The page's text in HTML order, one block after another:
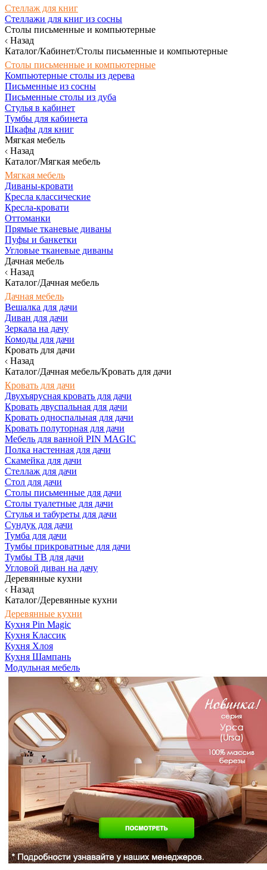
Стеллаж для книг
Стеллажи для книг из сосны
Столы письменные и компьютерные
Назад
Каталог/Кабинет/Столы письменные и компьютерные
Столы письменные и компьютерные
Компьютерные столы из дерева
Письменные из сосны
Письменные столы из дуба
Стулья в кабинет
Тумбы для кабинета
Шкафы для книг
Мягкая мебель
Назад
Каталог/Мягкая мебель
Мягкая мебель
Диваны-кровати
Кресла классические
Кресла-кровати
Оттоманки
Прямые тканевые диваны
Пуфы и банкетки
Угловые тканевые диваны
Дачная мебель
Назад
Каталог/Дачная мебель
Дачная мебель
Вешалка для дачи
Диван для дачи
Зеркала на дачу
Комоды для дачи
Кровать для дачи
Назад
Каталог/Дачная мебель/Кровать для дачи
Кровать для дачи
Двухъярусная кровать для дачи
Кровать двуспальная для дачи
Кровать односпальная для дачи
Кровать полуторная для дачи
Мебель для ванной PIN MAGIC
Полка настенная для дачи
Скамейка для дачи
Стеллаж для дачи
Стол для дачи
Столы письменные для дачи
Столы туалетные для дачи
Стулья и табуреты для дачи
Сундук для дачи
Тумба для дачи
Тумбы прикроватные для дачи
Тумбы ТВ для дачи
Угловой диван на дачу
Деревянные кухни
Назад
Каталог/Деревянные кухни
Деревянные кухни
Кухня Pin Magic
Кухня Классик
Кухня Хлоя
Кухня Шампань
Модульная мебель